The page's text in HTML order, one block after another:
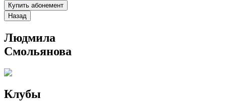
Купить абонемент
Назад
Людмила
Смольянова
Клубы